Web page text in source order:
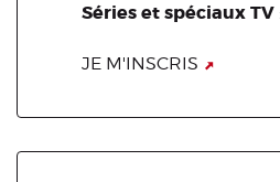
Séries et spéciaux TV
JE M'INSCRIS